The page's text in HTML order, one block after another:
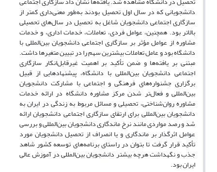
دانشجویانی که در سال اول تحصیل بودند به‌طور معنی‌داری کمتر از
سازگاری اجتماعی دانشجویان شاغل به تحصیل در سال‌های تحصیلی
بالاتر بود. همچنین، عوامل فردی، تعاملات، خدمات اداری، و خدمات
مشاوره از عوامل مؤثر بر سازگاری اجتماعی دانشجویان بین‌المللی با
دانشگاه بود و عامل تعاملات بیشترین سهم را در تبیین متغیرها داشت.
مبتنی بر یافته‌ها و ضمن تأکید بر اهمیت غیرقابل‌انکار سازگاری
اجتماعی دانشجویان بین‌المللی با دانشگاه، پیشنهادهایی از قبیل
برگزاری جشنواره‌های فرهنگی و اجتماعی با مشارکت دانشجویان
بین‌المللی و فعال‌تر شدن مرکز مشاوره دانشگاه در ارائه خدمات
مشاوره روان‌شناختی، تحصیلی و مسائل مربوط به زندگی در ایران به
دانشجویان بین‌المللی برای ارتقای سازگاری اجتماعی دانشجویان ارائه
شد و رصد مواردی مانند نرخ ماندگاری دانشجویان بین‌المللی و بررسی
عوامل اثرگذار بر ماندگاری و یا انصراف از تحصیل دانشجویان مورد
تأکید قرار گرفت تا بتوان در راستای برنامه‌های توسعه کشور شاهد
جذب و نگهداشت هرچه بیشتر دانشجویان بین‌المللی در آموزش عالی
ایران بود.